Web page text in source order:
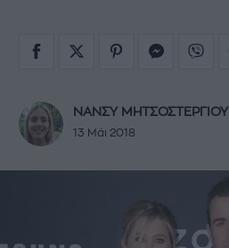
ΝΑΝΣΥ ΜΗΤΣΟΣΤΕΡΓΙΟΥ
13 Μάι 2018